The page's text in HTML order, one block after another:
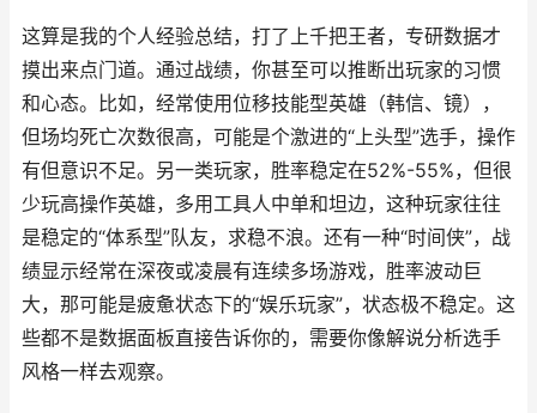
这算是我的个人经验总结，打了上千把王者，专研数据才
摸出来点门道。通过战绩，你甚至可以推断出玩家的习惯
和心态。比如，经常使用位移技能型英雄（韩信、镜），
但场均死亡次数很高，可能是个激进的“上头型”选手，操作
有但意识不足。另一类玩家，胜率稳定在52%-55%，但很
少玩高操作英雄，多用工具人中单和坦边，这种玩家往往
是稳定的“体系型”队友，求稳不浪。还有一种“时间侠”，战
绩显示经常在深夜或凌晨有连续多场游戏，胜率波动巨
大，那可能是疲惫状态下的“娱乐玩家”，状态极不稳定。这
些都不是数据面板直接告诉你的，需要你像解说分析选手
风格一样去观察。